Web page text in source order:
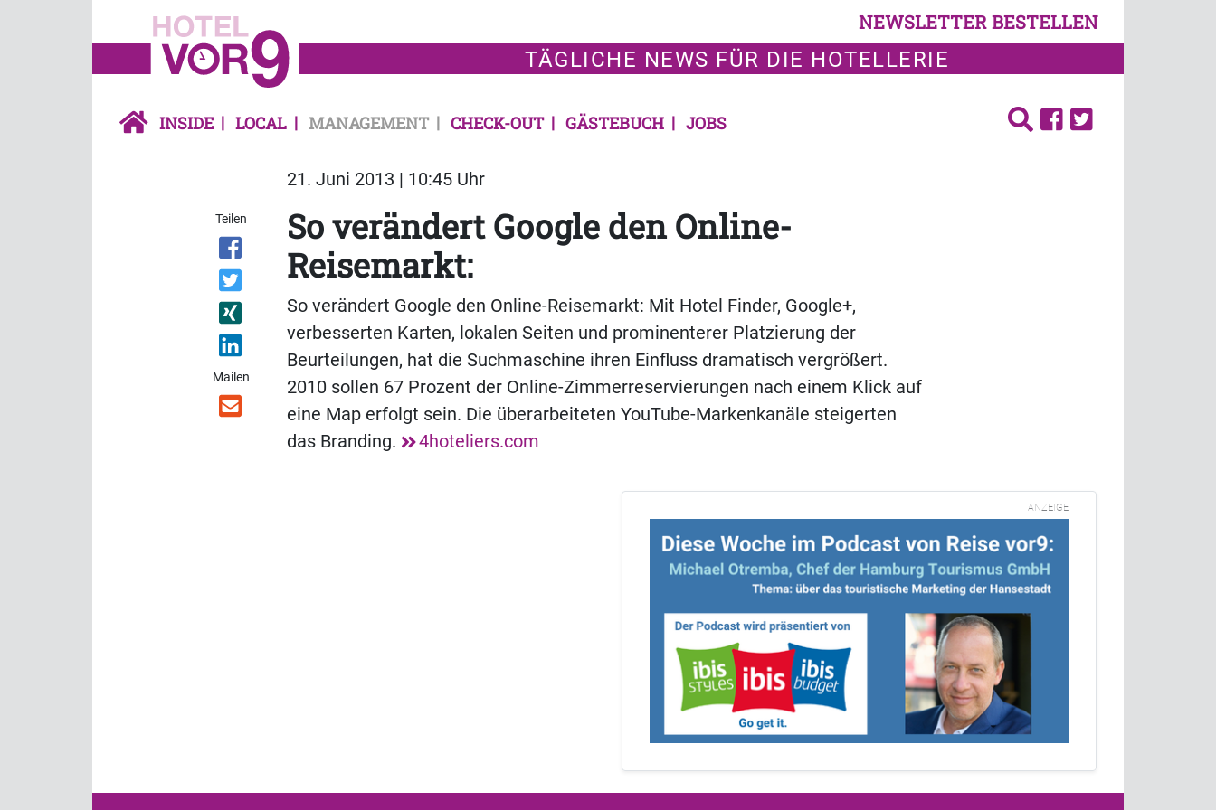
NEWSLETTER BESTELLEN
TÄGLICHE NEWS FÜR DIE HOTELLERIE
INSIDE LOCAL MANAGEMENT CHECK-OUT GÄSTEBUCH JOBS
21. Juni 2013 | 10:45 Uhr
Teilen
Mailen
So verändert Google den Online-
Reisemarkt:
So verändert Google den Online-Reisemarkt: Mit Hotel Finder, Google+,
verbesserten Karten, lokalen Seiten und prominenterer Platzierung der
Beurteilungen, hat die Suchmaschine ihren Einfluss dramatisch vergrößert.
2010 sollen 67 Prozent der Online-Zimmerreservierungen nach einem Klick auf
eine Map erfolgt sein. Die überarbeiteten YouTube-Markenkanäle steigerten
das Branding.
4hoteliers.com
ANZEIGE